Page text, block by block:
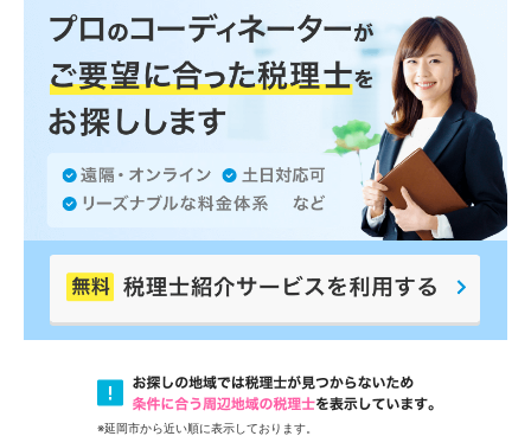
※延岡市から近い順に表示しております。